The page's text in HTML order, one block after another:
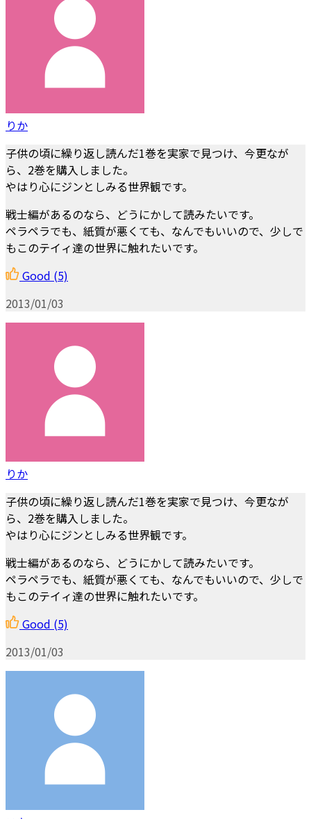
りか
子供の頃に繰り返し読んだ1巻を実家で見つけ、今更なが
ら、2巻を購入しました。
やはり心にジンとしみる世界観です。
戦士編があるのなら、どうにかして読みたいです。
ペラペラでも、紙質が悪くても、なんでもいいので、少しで
もこのテイィ達の世界に触れたいです。
Good (5)
2013/01/03
りか
子供の頃に繰り返し読んだ1巻を実家で見つけ、今更なが
ら、2巻を購入しました。
やはり心にジンとしみる世界観です。
戦士編があるのなら、どうにかして読みたいです。
ペラペラでも、紙質が悪くても、なんでもいいので、少しで
もこのテイィ達の世界に触れたいです。
Good (5)
2013/01/03